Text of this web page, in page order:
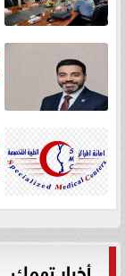
أخبار تهمك